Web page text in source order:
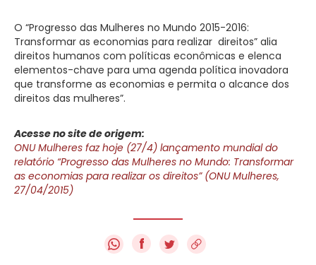
O “Progresso das Mulheres no Mundo 2015-2016:
Transformar as economias para realizar direitos” alia
direitos humanos com políticas econômicas e elenca
elementos-chave para uma agenda política inovadora
que transforme as economias e permita o alcance dos
direitos das mulheres”.
Acesse no site de origem:
ONU Mulheres faz hoje (27/4) lançamento mundial do
relatório “Progresso das Mulheres no Mundo: Transformar
as economias para realizar os direitos” (ONU Mulheres,
27/04/2015)
f